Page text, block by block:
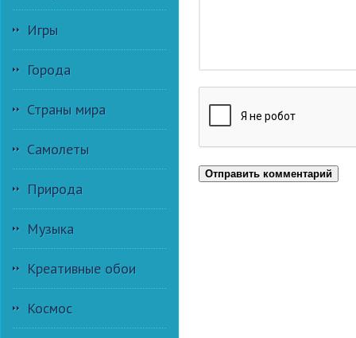
Игры
Города
Страны мира
Самолеты
Природа
Музыка
Креативные обои
Космос
Отправить комментарий